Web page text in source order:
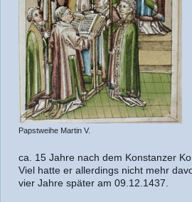
Papstweihe Martin V.
ca. 15 Jahre nach dem Konstanzer
Viel hatte er allerdings nicht mehr
vier Jahre später am 09.12.1437.